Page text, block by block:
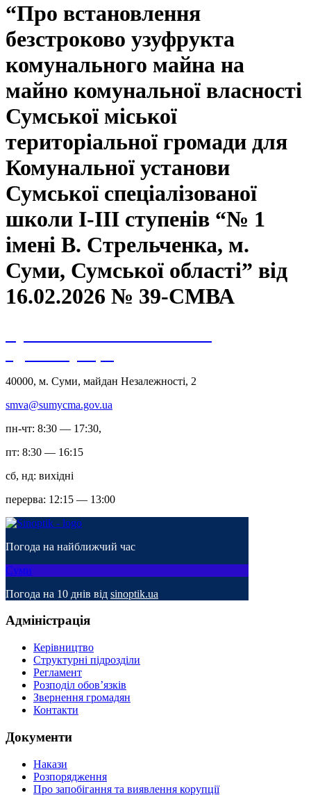
“Про встановлення
безстроково узуфрукта
комунального майна на
майно комунальної власності
Сумської міської
територіальної громади для
Комунальної установи
Сумської спеціалізованої
школи І-ІІІ ступенів “№ 1
імені В. Стрельченка, м.
Суми, Сумської області” від
16.02.2026 № 39-СМВА
40000, м. Суми, майдан Незалежності, 2
smva@sumycma.gov.ua
пн-чт: 8:30 — 17:30,
пт: 8:30 — 16:15
сб, нд: вихідні
перерва: 12:15 — 13:00
Погода на найближчий час
Суми
Погода на 10 днів від sinoptik.ua
Адміністрація
Керівництво
Структурні підрозділи
Регламент
Розподіл обов’язків
Звернення громадян
Контакти
Документи
Накази
Розпорядження
Про запобігання та виявлення корупції